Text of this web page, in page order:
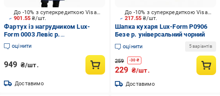
901.55₴/шт.
До -10% з суперкредиткою Visa Вигода
Фартух із нагрудником Lux-
Form 0003 Левіс р.
універсальний джинс
оцінити
949 ₴/шт.
Доставимо
217.55₴/шт.
До -10% з суперкредиткою Visa Вигода
Шапка кухаря Lux-Form P0906
Безе р. універсальний чорний
оцінити 5 варіантів
259 -30 ₴
229 ₴/шт.
Доставимо